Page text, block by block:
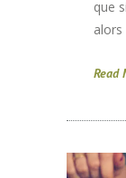
que
alors
Read